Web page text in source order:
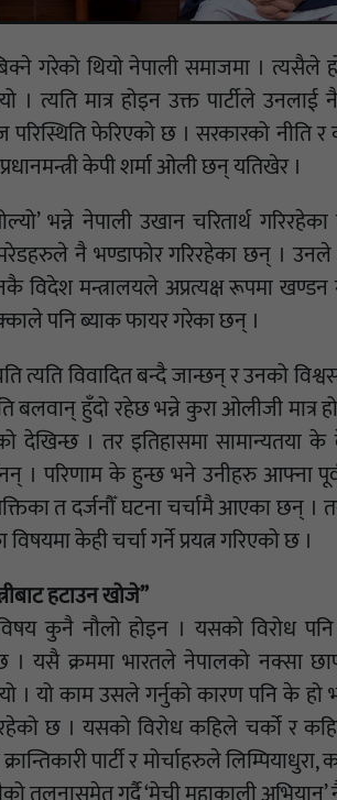
गरेको थियो नेपाली समाजमा । त्यसैले
। त्यति मात्र होइन उक्त पार्टीले उनलाई
फेरिएको छ । सरकारको नीति र
केपी शर्मा ओली छन् यतिखेर ।
भन्ने नेपाली उखान चरितार्थ
नै भण्डाफोर गरिरहेका छन् । उनले
विदेश मन्त्रालयले अप्रत्यक्ष रूपमा खण्डन
पनि ब्याक फायर गरेका छन् ।
त्यति विवादित बन्दै जान्छन् र उनको
बलवान् हुँदो रहेछ भन्ने कुरा ओलीजी मात्र
देखिन्छ । तर इतिहासमा
। परिणाम के हुन्छ भने उनीहरु आफ्ना
त दर्जनौँ घटना चर्चामै आएका छन्
केही चर्चा गर्ने प्रयत्न गरिएको छ ।
हटाउन खोजे”
कुनै नौलो होइन । यसको विरोध
क्रममा भारतले नेपालको नक्सा
। यो काम उसले गर्नुको कारण पनि के
छ । यसको विरोध कहिले चर्को र
पार्टी र मोर्चाहरुले